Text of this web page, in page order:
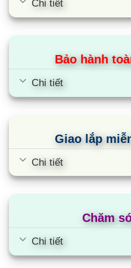
sử dụng phổ biến nhất
điều hòa thương mại.
trường, không phát thải
kính…
Cùng Chủ Đề:
Chi tiết
Bảo hành
Chi tiết
Giao lắp
Chi tiết
Chăm
Chi tiết